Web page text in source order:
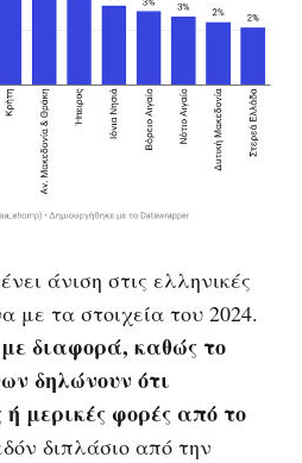
άνιση στις ελληνικές
με τα στοιχεία του 2024.
διαφορά, καθώς το
δηλώνουν ότι
μερικές φορές από το
διπλάσιο από την